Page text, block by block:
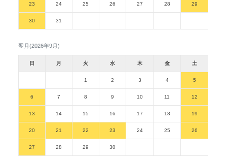
23 24 25 26 27 28 29
30 31
翌月(2026年9月)
日 月 火 水 木 金 土
1 2 3 4 5
6 7 8 9 10 11 12
13 14 15 16 17 18 19
20 21 22 23 24 25 26
27 28 29 30